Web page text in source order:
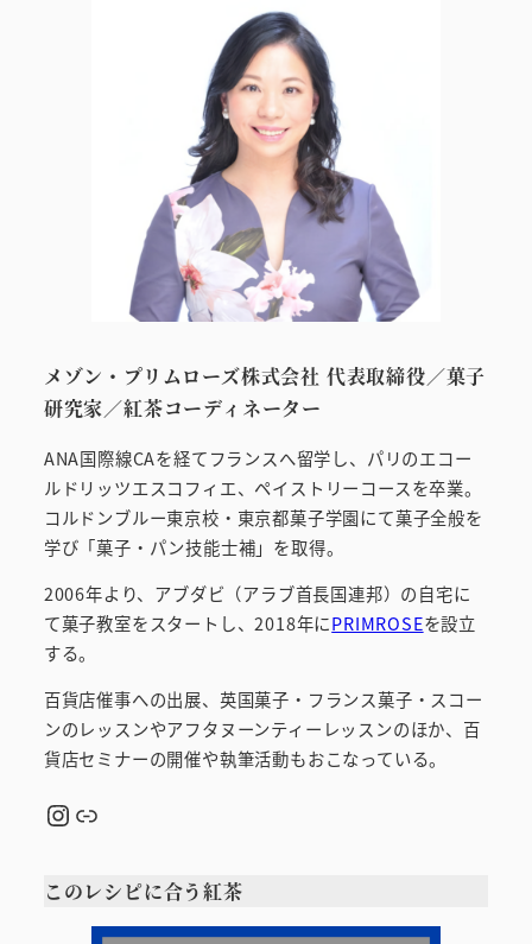
メゾン・プリムローズ株式会社 代表取締役／菓子
研究家／紅茶コーディネーター
ANA国際線CAを経てフランスへ留学し、パリのエコー
ルドリッツエスコフィエ、ペイストリーコースを卒業。
コルドンブルー東京校・東京都菓子学園にて菓子全般を
学び「菓子・パン技能士補」を取得。
2006年より、アブダビ（アラブ首長国連邦）の自宅に
て菓子教室をスタートし、2018年にPRIMROSEを設立
する。
百貨店催事への出展、英国菓子・フランス菓子・スコー
ンのレッスンやアフタヌーンティーレッスンのほか、百
貨店セミナーの開催や執筆活動もおこなっている。
Instagramリンク
このレシピに合う紅茶